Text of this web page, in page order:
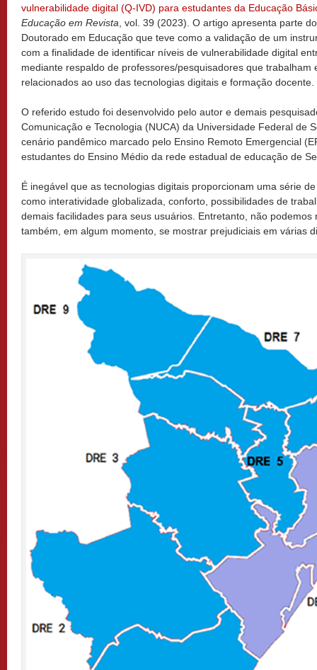
vulnerabilidade digital (Q-IVD) para estudantes da Educação
Educação em Revista , vol. 39 (2023). O artigo apresenta parte
Doutorado em Educação que teve como a validação de um
com a finalidade de identificar níveis de vulnerabilidade digital
mediante respaldo de professores/pesquisadores que trabalham
relacionados ao uso das tecnologias digitais e formação docente.
O referido estudo foi desenvolvido pelo autor e demais
Comunicação e Tecnologia (NUCA) da Universidade Federal de
cenário pandêmico marcado pelo Ensino Remoto Emergencial
estudantes do Ensino Médio da rede estadual de educação de
É inegável que as tecnologias digitais proporcionam uma série
como interatividade globalizada, conforto, possibilidades de
demais facilidades para seus usuários. Entretanto, não podemos
também, em algum momento, se mostrar prejudiciais em várias